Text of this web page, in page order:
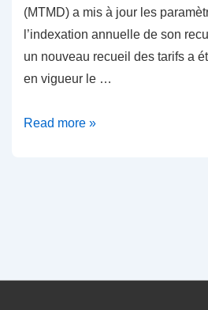
(MTMD) a mis à jour les
l’indexation annuelle de son
un nouveau recueil des tarifs a
en vigueur le …
Taux
Read more »